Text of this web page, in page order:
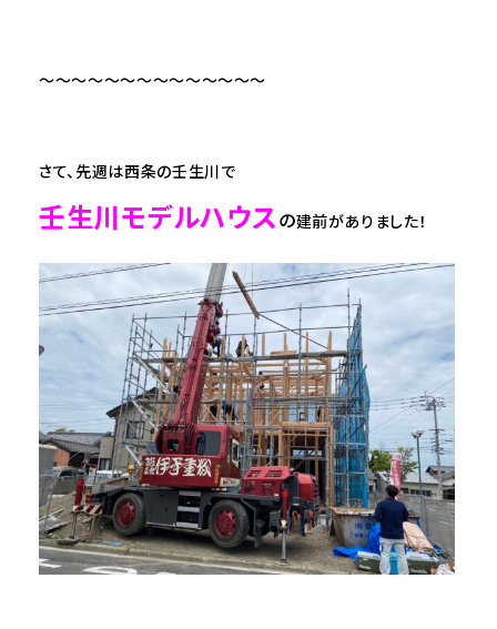
～～～～～～～～～～～～～～
さて、先週は西条の壬生川で
壬生川モデルハウスの建前がありました！